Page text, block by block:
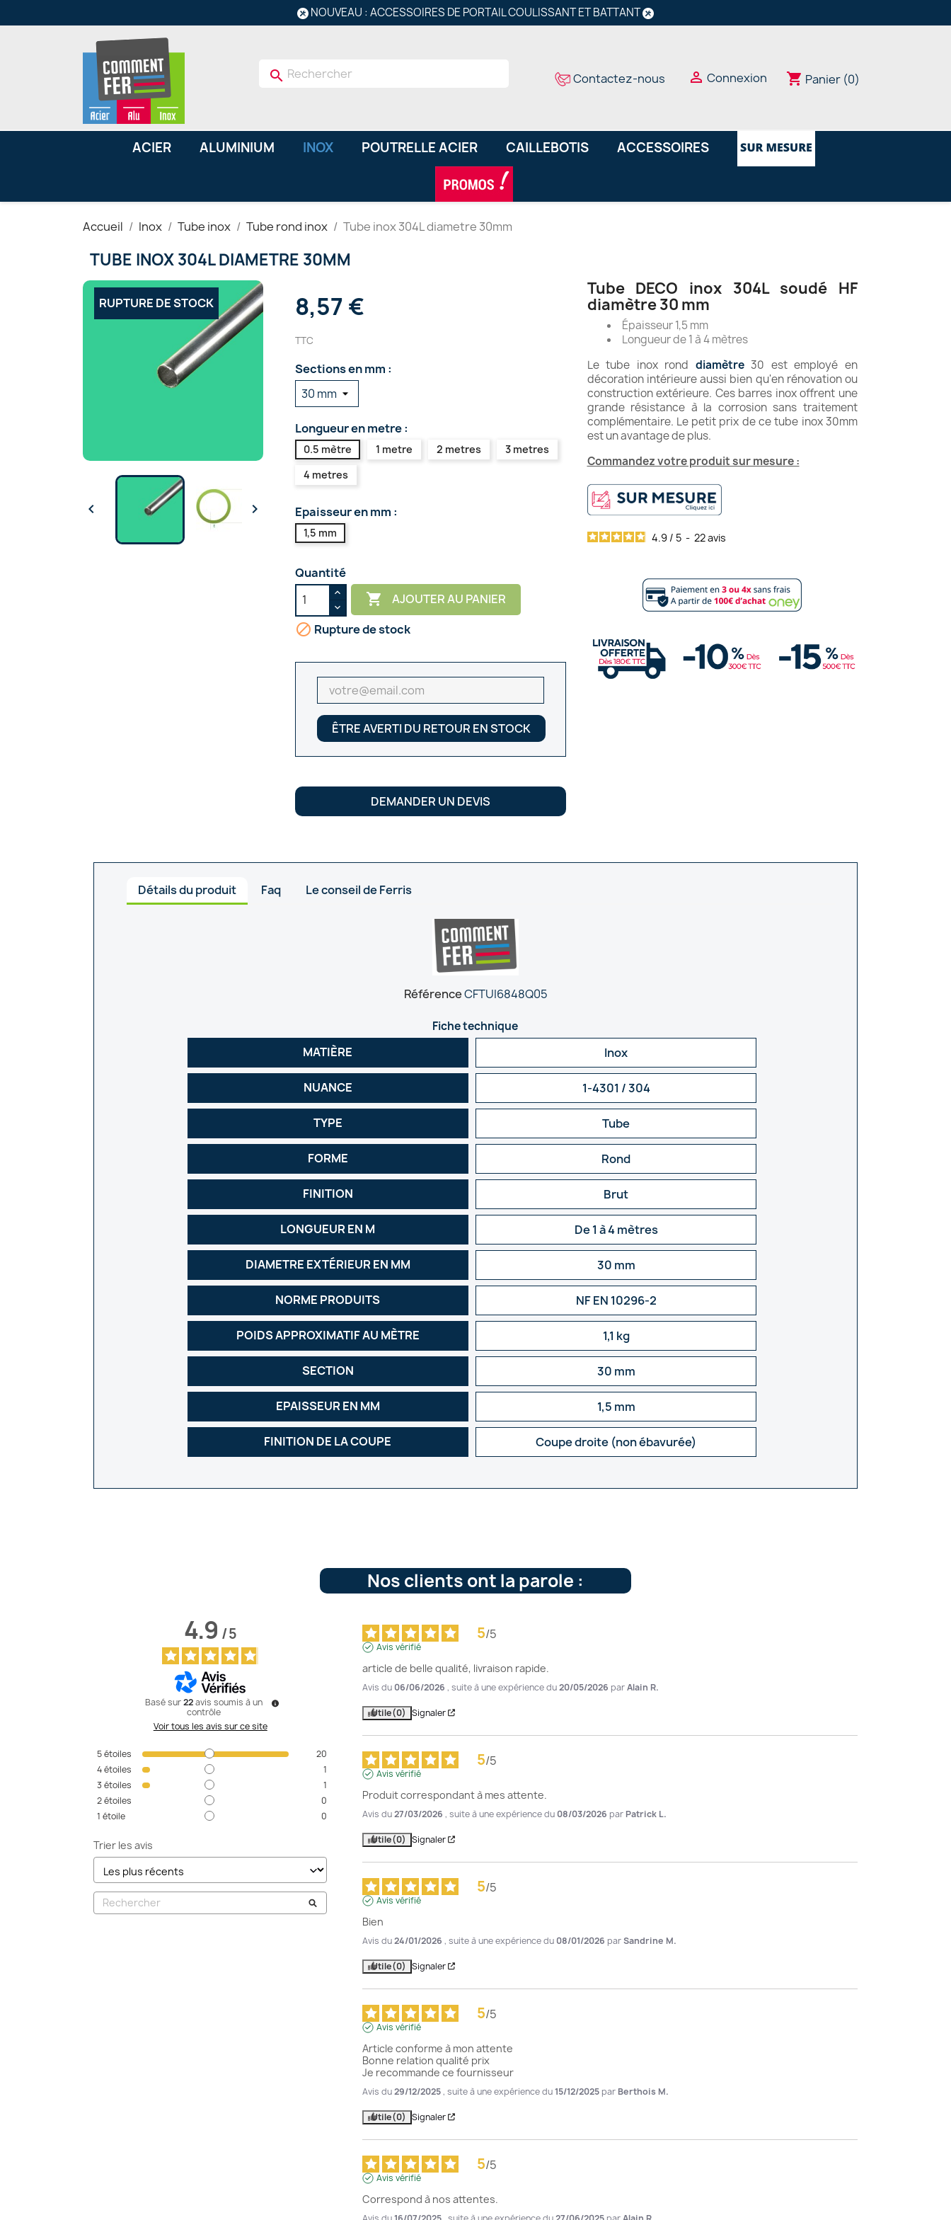
NOUVEAU : ACCESSOIRES DE PORTAIL COULISSANT ET BATTANT
search Contactez-nous  Connexion shopping_cart Panier (0)
ACIER ALUMINIUM INOX POUTRELLE ACIER CAILLEBOTIS ACCESSOIRES
Accueil Inox Tube inox Tube rond inox Tube inox 304L diametre 30mm
TUBE INOX 304L DIAMETRE 30MM
RUPTURE DE STOCK
 
8,57 €
TTC
Sections en mm :
Longueur en metre :
0.5 mètre 1 metre 2 metres
3 metres
4 metres
Epaisseur en mm :
1,5 mm
Quantité
 AJOUTER AU PANIER
 Rupture de stock
ÊTRE AVERTI DU RETOUR EN STOCK
DEMANDER UN DEVIS
Tube DECO inox 304L soudé HF
diamètre 30 mm
Épaisseur 1,5 mm
Longueur de 1 à 4 mètres
Le tube inox rond diamètre30 est employé en
décoration intérieure aussi bien qu'en rénovation ou
construction extérieure. Ces barres inox offrent une
grande résistance à la corrosion sans traitement
complémentaire. Le petit prix de ce tube inox 30mm
est un avantage de plus.
Commandez votre produit sur mesure :
4.9 / 5 - 22avis
Détails du produit Faq Le conseil de Ferris
RéférenceCFTUI6848Q05
Fiche technique
MATIÈRE Inox
NUANCE 1-4301 / 304
TYPE Tube
FORME Rond
FINITION Brut
LONGUEUR EN M De 1 à 4 mètres
DIAMETRE EXTÉRIEUR EN MM 30 mm
NORME PRODUITS NF EN 10296-2
POIDS APPROXIMATIF AU MÈTRE 1,1 kg
SECTION 30 mm
EPAISSEUR EN MM 1,5 mm
FINITION DE LA COUPE Coupe droite (non ébavurée)
Nos clients ont la parole :
4.9/5
Basé sur22avis soumis à un
contrôle
Voir tous les avis sur ce site
5étoiles
20
4étoiles
1
3 étoiles
1
2étoiles
0
1 étoile 0
Trier les avis
5/5
Avis vérifié
article de belle qualité, livraison rapide.
Avis du 06/06/2026 , suite à une expérience du20/05/2026 parAlain R.
Utile(0) Signaler
5/5
Avis vérifié
Produit correspondant à mes attente.
Avis du27/03/2026 , suite à une expérience du 08/03/2026 par Patrick L.
Utile(0) Signaler
5/5
Avis vérifié
Bien
Avis du24/01/2026 , suite à une expérience du 08/01/2026 parSandrine M.
Utile(0) Signaler
5/5
Avis vérifié
Article conforme à mon attente
Bonne relation qualité prix
Je recommande ce fournisseur
Avis du29/12/2025, suite à une expérience du15/12/2025 par Berthois M.
Utile(0) Signaler
5/5
Avis vérifié
Correspond à nos attentes.